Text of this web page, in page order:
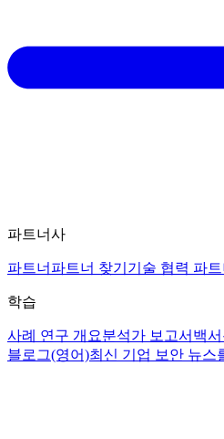
파트너사
파트너 파트너 찾기 기술 협력 파
학습
사례 연구 개요분석가 보고서 백서
블로그(영어)최신 기업 보안 뉴스